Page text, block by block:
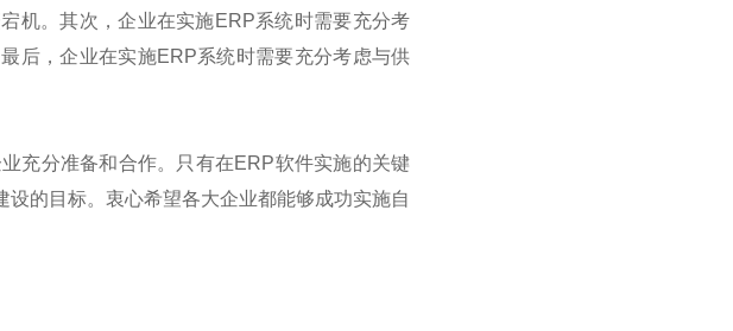
机。其次，企业在实施ERP系统时需要充分考
后，企业在实施ERP系统时需要充分考虑与供
充分准备和合作。只有在ERP软件实施的关键
的目标。衷心希望各大企业都能够成功实施自